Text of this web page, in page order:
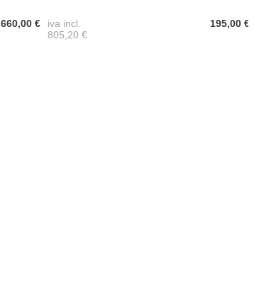
660,00 €
iva incl.
805,20 €
195,00 €